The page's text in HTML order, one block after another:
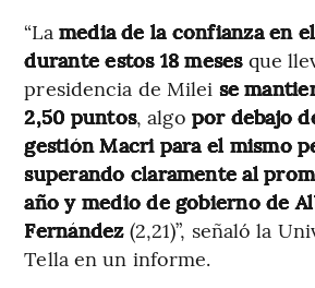
“La media de la confianza en
durante estos 18 mesesque
presidencia de Milei se
2,50 puntos, algo por debajo
gestión Macri para el mismo
superando claramente al
año y medio de gobierno de
Fernández(2,21)”, señaló la
Tella en un informe.